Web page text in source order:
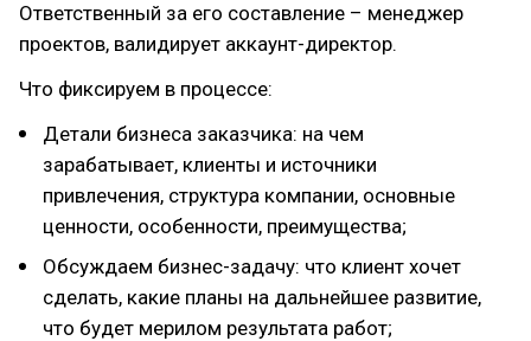
Ответственный за его составление – менеджер
проектов, валидирует аккаунт-директор.
Что фиксируем в процессе:
Детали бизнеса заказчика: на чем
зарабатывает, клиенты и источники
привлечения, структура компании, основные
ценности, особенности, преимущества;
Обсуждаем бизнес-задачу: что клиент хочет
сделать, какие планы на дальнейшее развитие,
что будет мерилом результата работ;